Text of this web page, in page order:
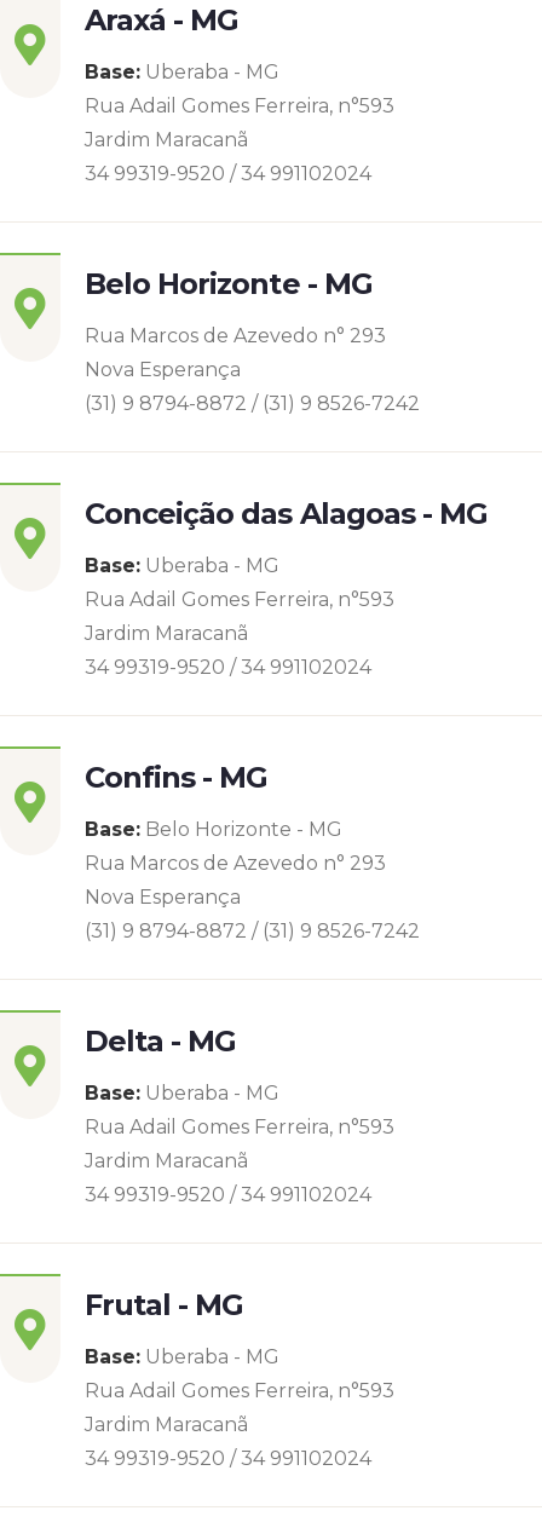
Araxá - MG
Base: Uberaba - MG
Rua Adail Gomes Ferreira, n°593
Jardim Maracanã
34 99319-9520 / 34 991102024
Belo Horizonte - MG
Rua Marcos de Azevedo n° 293
Nova Esperança
(31) 9 8794-8872 / (31) 9 8526-7242
Conceição das Alagoas - MG
Base: Uberaba - MG
Rua Adail Gomes Ferreira, n°593
Jardim Maracanã
34 99319-9520 / 34 991102024
Confins - MG
Base: Belo Horizonte - MG
Rua Marcos de Azevedo n° 293
Nova Esperança
(31) 9 8794-8872 / (31) 9 8526-7242
Delta - MG
Base: Uberaba - MG
Rua Adail Gomes Ferreira, n°593
Jardim Maracanã
34 99319-9520 / 34 991102024
Frutal - MG
Base: Uberaba - MG
Rua Adail Gomes Ferreira, n°593
Jardim Maracanã
34 99319-9520 / 34 991102024